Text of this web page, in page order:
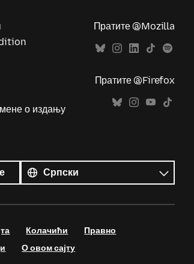
о издању
Пратите @Mozilla
Пратите @Firefox
језици
Језик
Колачићи
Правно
О овом сајту